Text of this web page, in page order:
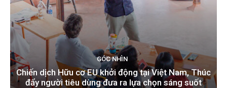
GÓC NHÌN
Chiến dịch Hữu cơ EU khởi động tại Việt Nam, Thúc
đẩy người tiêu dùng đưa ra lựa chọn sáng suốt